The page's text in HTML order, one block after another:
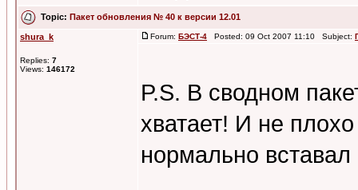
Topic: Пакет обновления № 40 к версии 12.01
shura_k
Replies: 7
Views: 146172
Forum: БЭСТ-4 Posted: 09 Oct 2007 11:10 Subject:
P.S. В сводном
хватает! И не
нормально